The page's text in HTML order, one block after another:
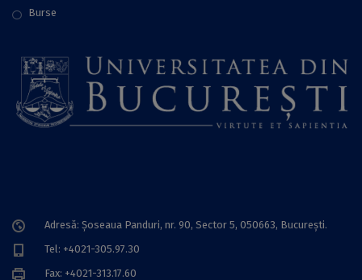
Burse
Adresă: Șoseaua Panduri, nr. 90, Sector 5, 050663, Bucureşti.
Tel: +4021-305.97.30
Fax: +4021-313.17.60